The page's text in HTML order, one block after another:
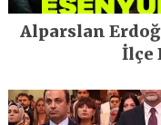
Alparslan
İlçe